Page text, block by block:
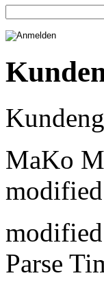
MaKo
mod
mod
Parse